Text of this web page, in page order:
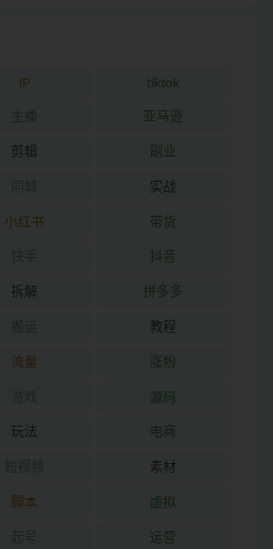
IP tiktok
亚马逊
剪辑 副业
实战
小红书 带货
抖音
拆解 拼多多
教程
流量 涨粉
源码
玩法 电商
素材
脚本 虚拟
运营